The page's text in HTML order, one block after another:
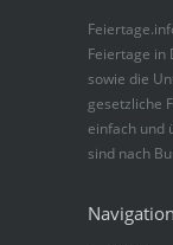
Feiertage in
sowie die
gesetzliche
einfach und
sind nach
Navigation